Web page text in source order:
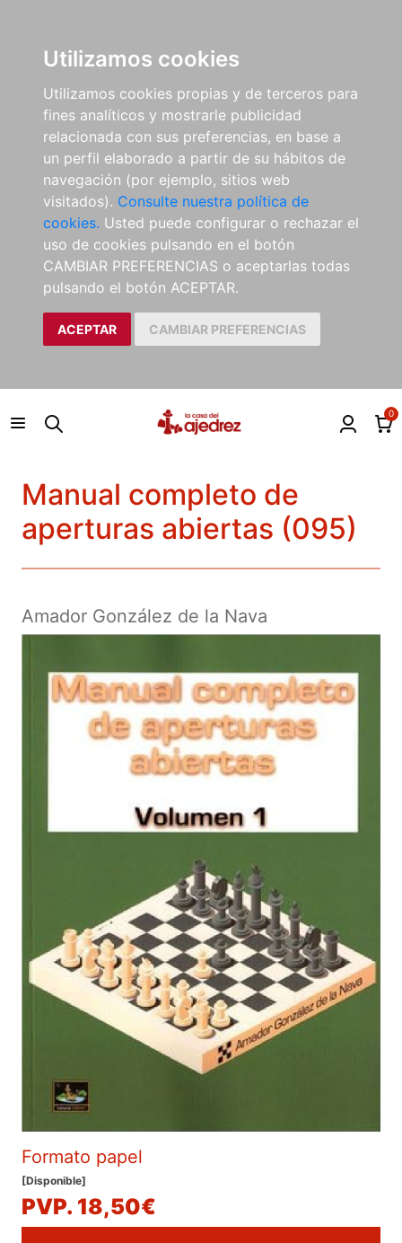
Utilizamos cookies
Utilizamos cookies propias y de terceros para
fines analíticos y mostrarle publicidad
relacionada con sus preferencias, en base a
un perfil elaborado a partir de su hábitos de
navegación (por ejemplo, sitios web
visitados). Consulte nuestra política de
cookies. Usted puede configurar o rechazar el
uso de cookies pulsando en el botón
CAMBIAR PREFERENCIAS o aceptarlas todas
pulsando el botón ACEPTAR.
ACEPTAR CAMBIAR PREFERENCIAS
0
Manual completo de
aperturas abiertas (095)
Amador González de la Nava
Formato papel
[Disponible]
PVP. 18,50€